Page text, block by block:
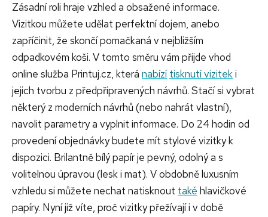
Zásadní roli hraje vzhled a obsažené informace.
Vizitkou můžete udělat perfektní dojem, anebo
zapříčinit, že skončí pomačkaná v nejbližším
odpadkovém koši. V tomto směru vám přijde vhod
online služba Printuj.cz, která nabízí tisknutí viziteki
jejich tvorbu z předpřipravených návrhů. Stačí si vybrat
některý z moderních návrhů (nebo nahrát vlastní),
navolit parametry a vyplnit informace. Do 24 hodin od
provedení objednávky budete mít stylové vizitky k
dispozici. Brilantně bílý papír je pevný, odolný a s
volitelnou úpravou (lesk i mat). V obdobně luxusním
vzhledu si můžete nechat natisknout také hlavičkové
papíry. Nyní již víte, proč vizitky přežívají i v době